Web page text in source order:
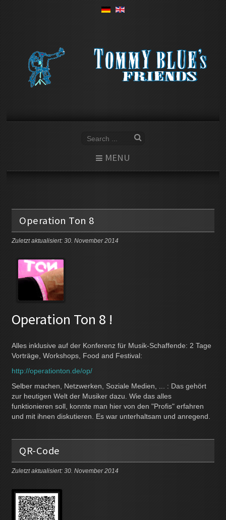
MENU
Operation Ton 8
Zuletzt aktualisiert: 30. November 2014
Operation Ton 8 !
Alles inklusive auf der Konferenz für Musik-Schaffende: 2 Tage
Vorträge, Workshops, Food and Festival:
http://operationton.de/op/
Selber machen, Netzwerken, Soziale Medien, ... : Das gehört
zur heutigen Welt der Musiker dazu. Wie das alles
funktionieren soll, konnte man hier von den "Profis" erfahren
und mit ihnen diskutieren. Es war unterhaltsam und anregend.
QR-Code
Zuletzt aktualisiert: 30. November 2014